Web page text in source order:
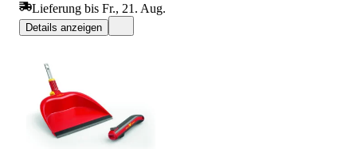
Lieferung bis Fr., 21. Aug.
Details anzeigen